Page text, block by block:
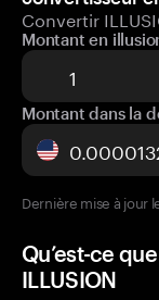
Convertir
Montant en
Montant dans la
Dernière mise à jour
Qu’est-ce
ILLUSION